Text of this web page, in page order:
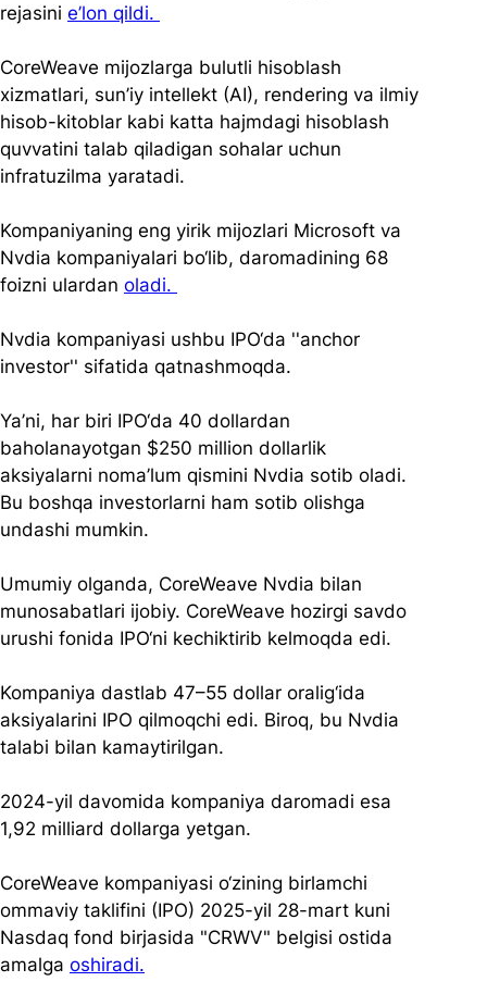
rejasini e’lon qildi.
CoreWeave mijozlarga bulutli hisoblash
xizmatlari, sun’iy intellekt (AI), rendering va ilmiy
hisob-kitoblar kabi katta hajmdagi hisoblash
quvvatini talab qiladigan sohalar uchun
infratuzilma yaratadi.
Kompaniyaning eng yirik mijozlari Microsoft va
Nvdia kompaniyalari bo‘lib, daromadining 68
foizni ulardan oladi.
Nvdia kompaniyasi ushbu IPO‘da ''anchor
investor'' sifatida qatnashmoqda.
Ya’ni, har biri IPO‘da 40 dollardan
baholanayotgan $250 million dollarlik
aksiyalarni noma’lum qismini Nvdia sotib oladi.
Bu boshqa investorlarni ham sotib olishga
undashi mumkin.
Umumiy olganda, CoreWeave Nvdia bilan
munosabatlari ijobiy. CoreWeave hozirgi savdo
urushi fonida IPO‘ni kechiktirib kelmoqda edi.
Kompaniya dastlab 47–55 dollar oralig‘ida
aksiyalarini IPO qilmoqchi edi. Biroq, bu Nvdia
talabi bilan kamaytirilgan.
2024-yil davomida kompaniya daromadi esa
1,92 milliard dollarga yetgan.
​CoreWeave kompaniyasi o‘zining birlamchi
ommaviy taklifini (IPO) 2025-yil 28-mart kuni
Nasdaq fond birjasida "CRWV" belgisi ostida
amalga oshiradi.